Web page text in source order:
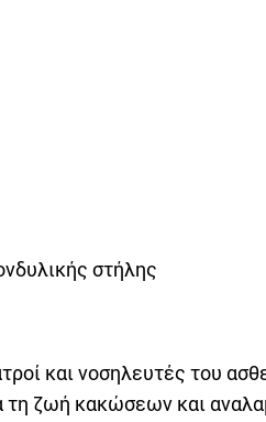
στήλης
και νοσηλευτές του
τη ζωή κακώσεων και